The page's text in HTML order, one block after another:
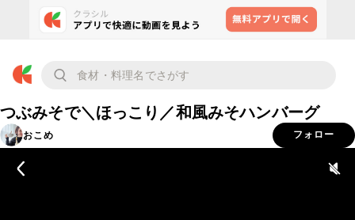
つぶみそで＼ほっこり／和風みそハンバーグ
おこめ フォロー